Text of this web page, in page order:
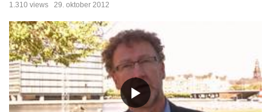
1.310 views 29. oktober 2012